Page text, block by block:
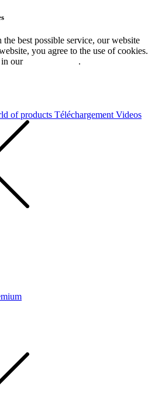
best possible service, our website
you agree to the use of cookies.
in our
.
of products Téléchargement Videos